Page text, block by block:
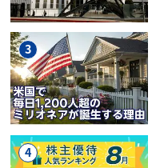
3
4